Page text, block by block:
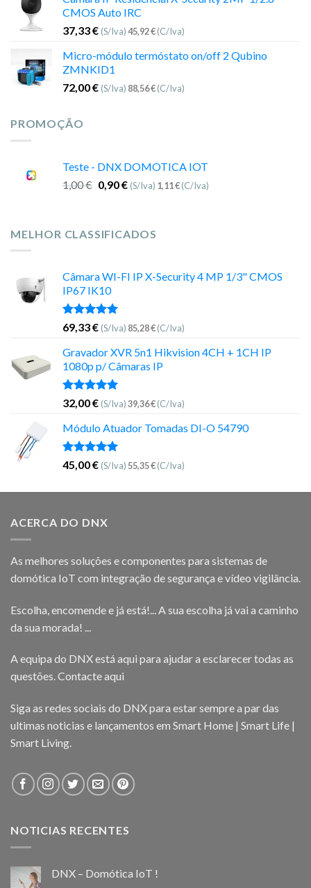
CMOS Auto IRC
37,33€ (S/Iva)45,92€(C/Iva)
Micro-módulo termóstato on/off 2 Qubino
ZMNKID1
72,00€ (S/Iva) 88,56€(C/Iva)
PROMOÇÃO
Teste - DNX DOMOTICA IOT
1,00€ 0,90€ (S/Iva) 1,11€(C/Iva)
MELHOR CLASSIFICADOS
Câmara WI-FI IP X-Security 4 MP 1/3" CMOS
IP67 IK10
Avaliação
5.00
de 5
69,33€ (S/Iva) 85,28€(C/Iva)
Gravador XVR 5n1 Hikvision 4CH + 1CH IP
1080p p/ Câmaras IP
Avaliação
5.00
de 5
32,00€ (S/Iva)39,36€(C/Iva)
Módulo Atuador Tomadas DI-O 54790
Avaliação
5.00
de 5
45,00€ (S/Iva)55,35€(C/Iva)
ACERCA DO DNX
As melhores soluções e componentes para sistemas de
domótica IoT com integração de segurança e vídeo vigilância.
Escolha, encomende e já está!... A sua escolha já vai a caminho
da sua morada! ...
A equipa do DNX está aqui para ajudar a esclarecer todas as
questões.Contacte aqui
Siga as redes sociais do DNX para estar sempre a par das
ultimas noticias e lançamentos em Smart Home | Smart Life |
Smart Living.
NOTICIAS RECENTES
DNX – Domótica IoT !